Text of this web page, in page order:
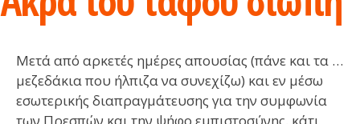
Μετά από αρκετές ημέρες απουσίας (πάνε και τα …
μεζεδάκια που ήλπιζα να συνεχίζω) και εν μέσω
εσωτερικής διαπραγμάτευσης για την συμφωνία
των Πρεσπών και την ψήφο εμπιστοσύνης, κάτι